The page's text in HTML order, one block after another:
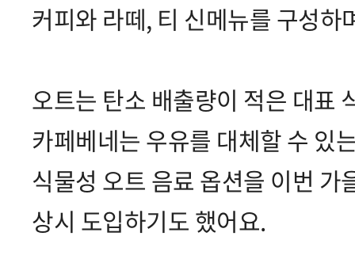
커피와 라떼, 티 신메뉴를 구성하
오트는 탄소 배출량이 적은 대표
카페베네는 우유를 대체할 수 있
식물성 오트 음료 옵션을 이번 가
상시 도입하기도 했어요.